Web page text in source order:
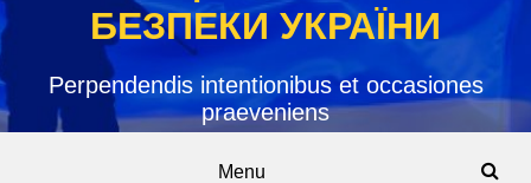
БЕЗПЕКИ УКРАЇНИ
Perpendendis intentionibus et occasiones
praeveniens
Menu